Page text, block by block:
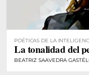
POÉTICAS DE LA
La tonalidad del
BEATRIZ SAAVEDRA